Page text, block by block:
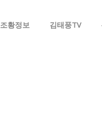
조황정보 김태풍TV